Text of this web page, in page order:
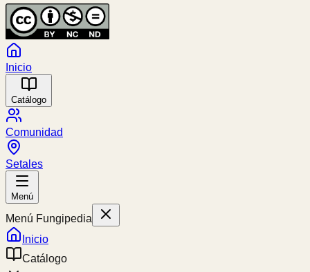
Inicio
Catálogo
Comunidad
Setales
Menú
Menú Fungipedia
Inicio
Catálogo